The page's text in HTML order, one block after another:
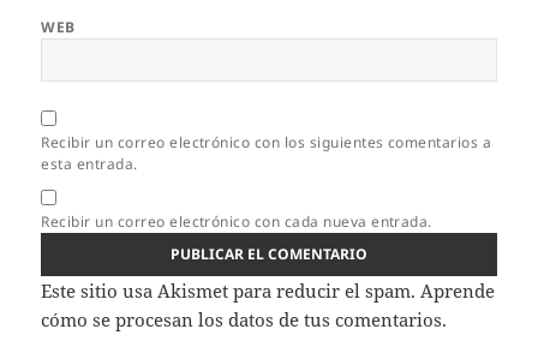
WEB
Recibir un correo electrónico con los siguientes comentarios a
esta entrada.
Recibir un correo electrónico con cada nueva entrada.
Este sitio usa Akismet para reducir el spam. Aprende
cómo se procesan los datos de tus comentarios.